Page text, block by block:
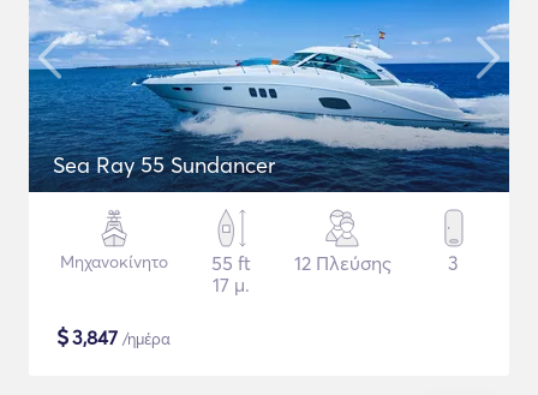
Sea Ray 55 Sundancer
Μηχανοκίνητο
55 ft
17 μ.
12 Πλεύσης 3
$3,847 /ημέρα